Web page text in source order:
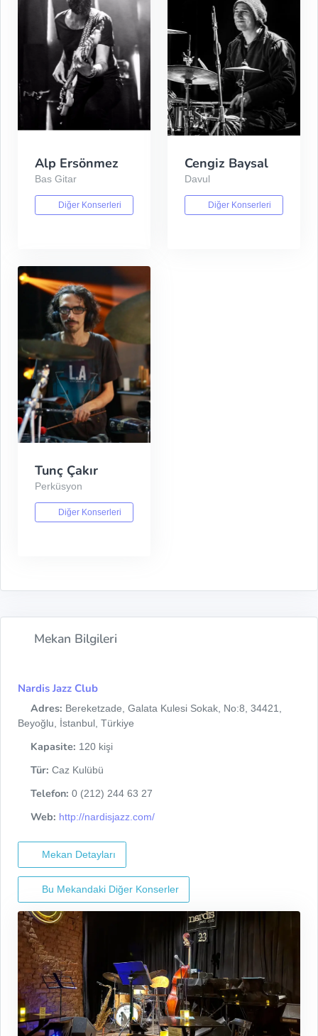
Alp Ersönmez
Bas Gitar
Diğer Konserleri
Cengiz Baysal
Davul
Diğer Konserleri
Tunç Çakır
Perküsyon
Diğer Konserleri
Mekan Bilgileri
Nardis Jazz Club
Adres: Bereketzade, Galata Kulesi Sokak, No:8, 34421,
Beyoğlu, İstanbul, Türkiye
Kapasite: 120 kişi
Tür: Caz Kulübü
Telefon: 0 (212) 244 63 27
Web: http://nardisjazz.com/
Mekan Detayları
Bu Mekandaki Diğer Konserler